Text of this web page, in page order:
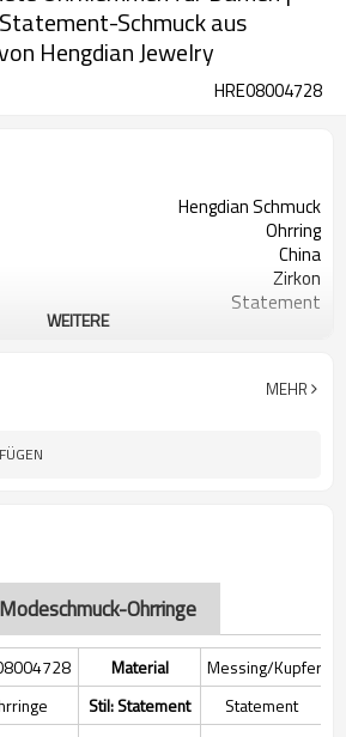
Schmuck aus
Hengdian Jewelry
HRE08004728
Hengdian Schmuck
Ohrring
China
Zirkon
Statement
WEITERE
MEHR
Ohrringe
Material
Messing/
Stil: Statement Statement